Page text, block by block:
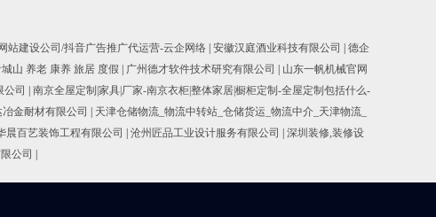
站建设公司/抖音广告推广代运营-云企网络 安徽汉庭酒业科技有限公司
德企
山 养老 康养 旅居 度假 广州德才软件技术研究有限公司
山东一帆机械官网
公司
南京全屋定制|家具|厂家-南京衣柜|整体家居|橱柜定制-全屋定制包括什么-
金耐材有限公司
天津仓储物流_物流中转站_仓储货运_物流中介_天津物流_
晨百艺装饰工程有限公司 沧州匠品工业设计服务有限公司
深圳装修,装修设
公司